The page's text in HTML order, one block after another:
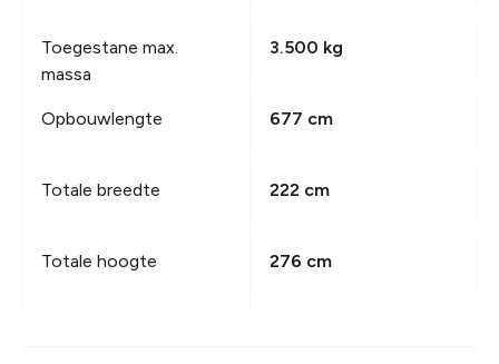
Toegestane max.
massa
3.500 kg
Opbouwlengte 677 cm
Totale breedte 222 cm
Totale hoogte 276 cm